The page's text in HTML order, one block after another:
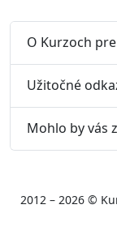
O Kurzoch
Užitočné
Mohlo by vás
2012 – 2026 ©